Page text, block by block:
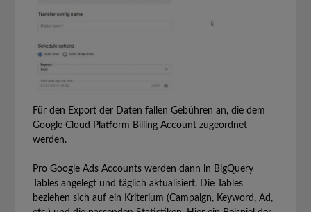
Für den Export der Daten fallen Gebühren an, die dem
Google Cloud Platform Billing Account zugeordnet
werden.
Pro Google Ads Accounts werden dann in BigQuery
Tables angelegt und täglich aktualisiert. Die Tables
beziehen sich auf ein Kriterium (Campaign, Keyword, Ad,